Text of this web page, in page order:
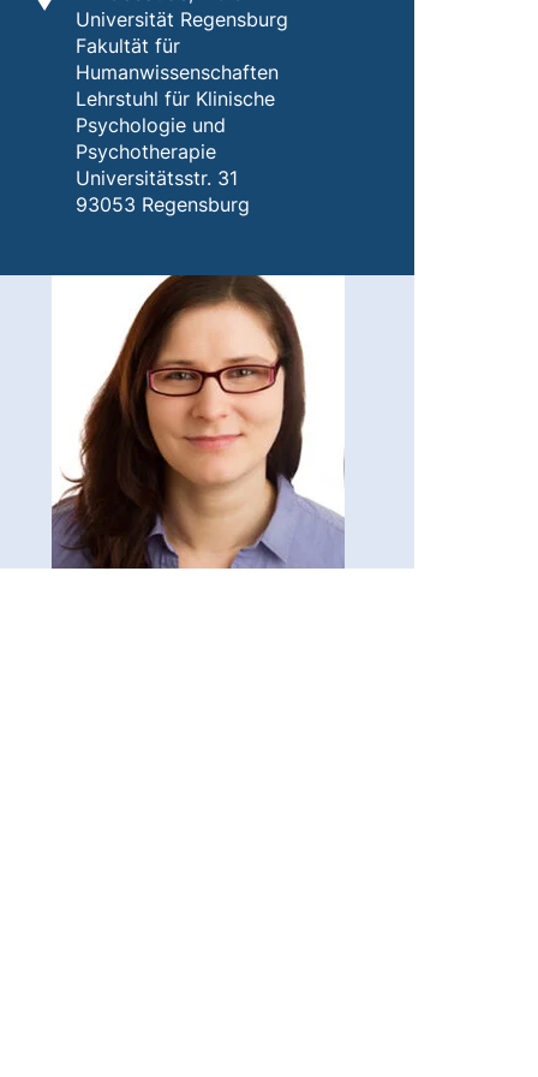
Universität Regensburg
Fakultät für
Humanwissenschaften
Lehrstuhl für Klinische
Psychologie und
Psychotherapie
Universitätsstr. 31
93053 Regensburg